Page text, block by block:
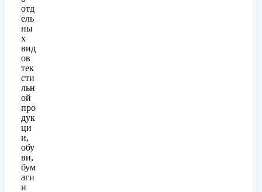
отд
ель
ны
х
вид
ов
тек
сти
льн
ой
про
дук
ци
и,
обу
ви,
бум
аги
и